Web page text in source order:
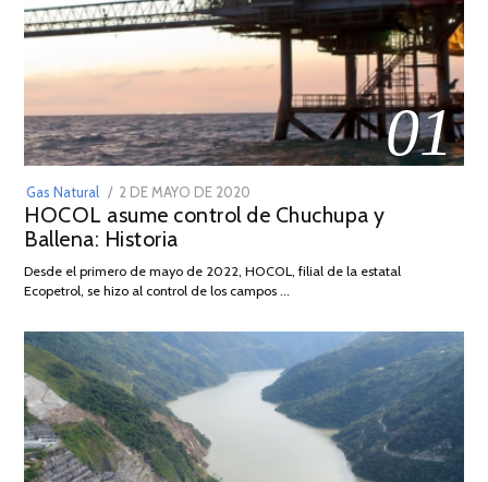
01
Gas Natural
POSTED
ON
2 DE MAYO DE 2020
DE
2026
HOCOL asume control de Chuchupa y
Ballena: Historia
Desde el primero de mayo de 2022, HOCOL, filial de la estatal
Ecopetrol, se hizo al control de los campos …